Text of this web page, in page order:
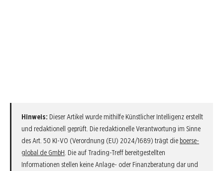
Hinweis: Dieser Artikel wurde mithilfe Künstlicher Intelligenz erstellt
und redaktionell geprüft. Die redaktionelle Verantwortung im Sinne
des Art. 50 KI-VO (Verordnung (EU) 2024/1689) trägt die boerse-
global.de GmbH . Die auf Trading-Treff bereitgestellten
Informationen stellen keine Anlage- oder Finanzberatung dar und